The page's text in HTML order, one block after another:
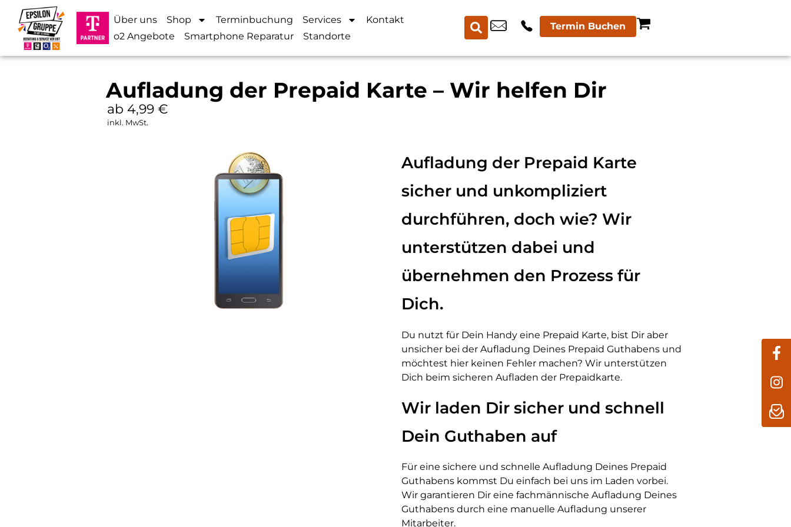
Über uns Shop Terminbuchung Services
Kontakt
o2 Angebote
Smartphone Reparatur Standorte
Termin Buchen
Aufladung der Prepaid Karte – Wir helfen Dir
ab 4,99 €
inkl. MwSt.
Aufladung der Prepaid Karte
sicher und unkompliziert
durchführen, doch wie? Wir
unterstützen dabei und
übernehmen den Prozess für
Dich.
Du nutzt für Dein Handy eine Prepaid Karte, bist Dir aber
unsicher bei der Aufladung Deines Prepaid Guthabens und
möchtest hier keinen Fehler machen? Wir unterstützen
Dich beim sicheren Aufladen der Prepaidkarte.
Wir laden Dir sicher und schnell
Dein Guthaben auf
Für eine sichere und schnelle Aufladung Deines Prepaid
Guthabens kommst Du einfach bei uns im Laden vorbei.
Wir garantieren Dir eine fachmännische Aufladung Deines
Guthabens durch eine manuelle Aufladung unserer
Mitarbeiter.